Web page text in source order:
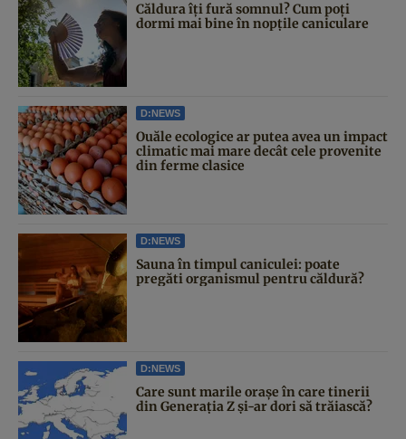
Căldura îți fură somnul? Cum poți
dormi mai bine în nopțile caniculare
D:NEWS
Ouăle ecologice ar putea avea un impact
climatic mai mare decât cele provenite
din ferme clasice
D:NEWS
Sauna în timpul caniculei: poate
pregăti organismul pentru căldură?
D:NEWS
Care sunt marile orașe în care tinerii
din Generația Z și-ar dori să trăiască?